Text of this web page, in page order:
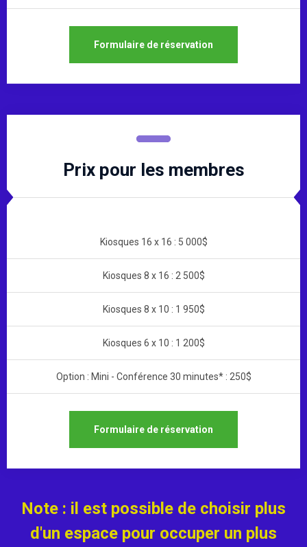
Formulaire de réservation
Prix pour les membres
Kiosques 16 x 16 : 5 000$
Kiosques 8 x 16 : 2 500$
Kiosques 8 x 10 : 1 950$
Kiosques 6 x 10 : 1 200$
Option : Mini - Conférence 30 minutes* : 250$
Formulaire de réservation
Note : il est possible de choisir plus
d'un espace pour occuper un plus